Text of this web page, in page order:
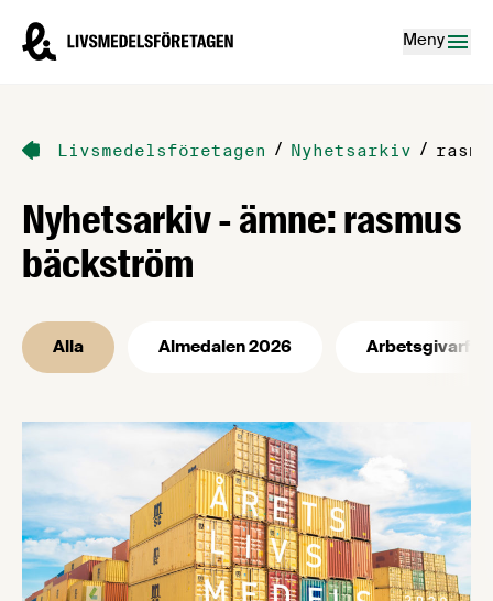
Livsmedelsföretagen – till startsidan
Meny
Livsmedelsföretagen / Nyhetsarkiv /
Nyhetsarkiv - ämne: rasmus
bäckström
Alla Almedalen 2026